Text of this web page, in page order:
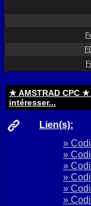
★ AMSTRAD CPC
intéresser...
Lien(s):
»
»
»
»
»
»